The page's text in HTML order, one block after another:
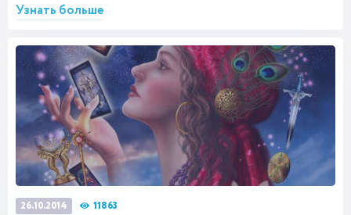
Узнать больше
26.10.2014 11863